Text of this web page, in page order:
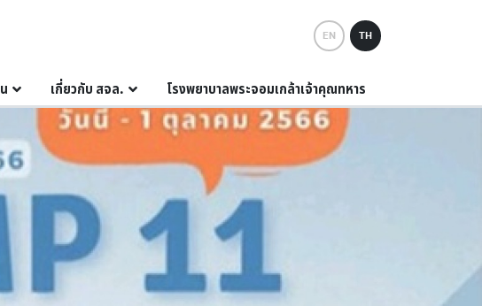
EN TH
เกี่ยวกับ สจล. โรงพยาบาลพระจอมเกล้าเจ้าคุณทหาร